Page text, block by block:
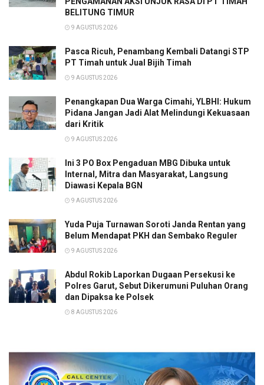
BELITUNG TIMUR
9 AGUSTUS 2026
Pasca Ricuh, Penambang Kembali Datangi STP
PT Timah untuk Jual Bijih Timah
9 AGUSTUS 2026
Penangkapan Dua Warga Cimahi, YLBHI: Hukum
Pidana Jangan Jadi Alat Melindungi Kekuasaan
dari Kritik
9 AGUSTUS 2026
Ini 3 PO Box Pengaduan MBG Dibuka untuk
Internal, Mitra dan Masyarakat, Langsung
Diawasi Kepala BGN
9 AGUSTUS 2026
Yuda Puja Turnawan Soroti Janda Rentan yang
Belum Mendapat PKH dan Sembako Reguler
9 AGUSTUS 2026
Abdul Rokib Laporkan Dugaan Persekusi ke
Polres Garut, Sebut Dikerumuni Puluhan Orang
dan Dipaksa ke Polsek
8 AGUSTUS 2026